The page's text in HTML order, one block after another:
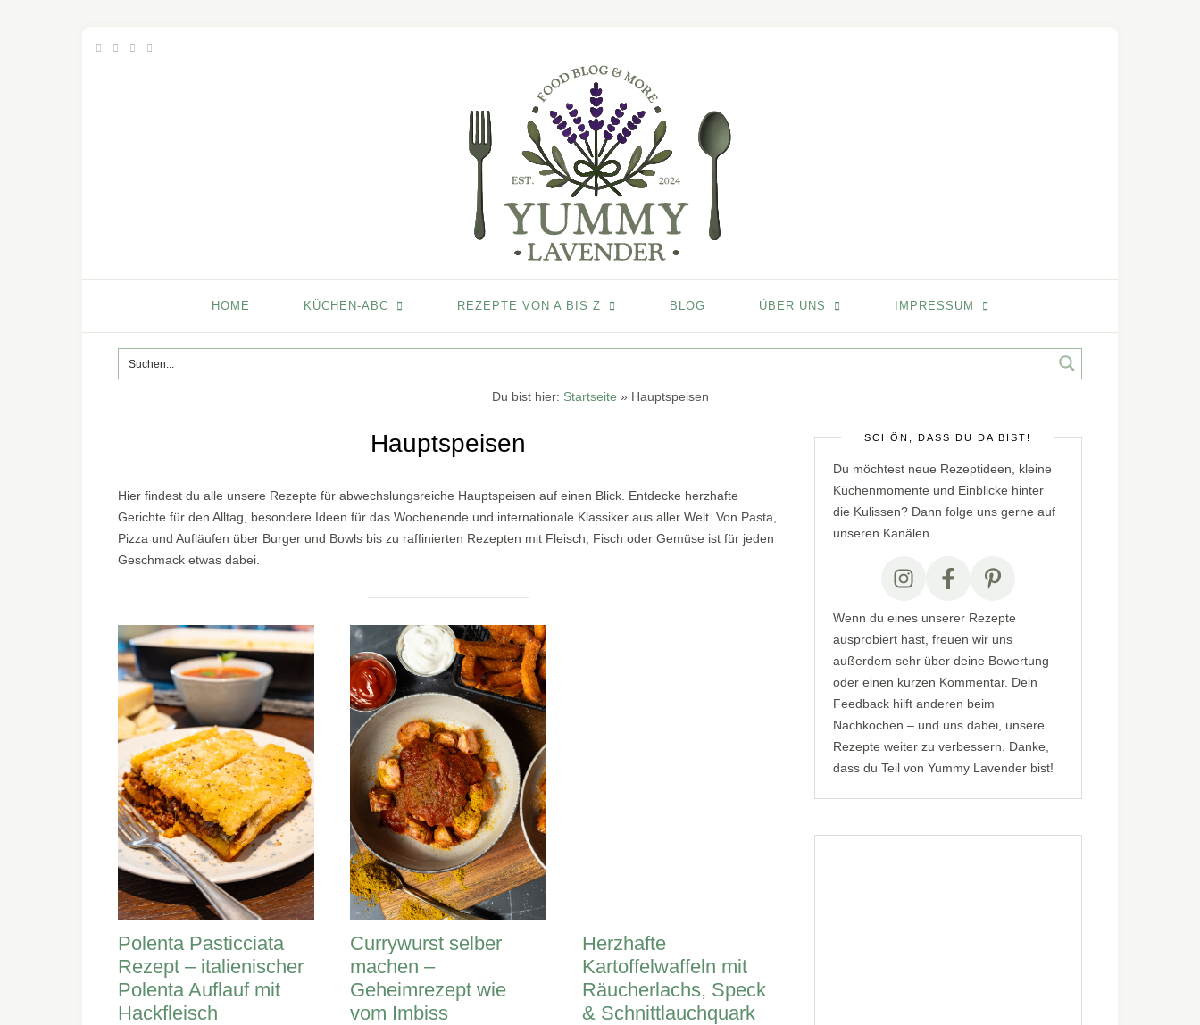
HOME KÜCHEN-ABC REZEPTE VON A BIS Z BLOG ÜBER UNS IMPRESSUM
Du bist hier: Startseite » Hauptspeisen
Hauptspeisen
Hier findest du alle unsere Rezepte für abwechslungsreiche Hauptspeisen auf einen Blick. Entdecke herzhafte
Gerichte für den Alltag, besondere Ideen für das Wochenende und internationale Klassiker aus aller Welt. Von Pasta,
Pizza und Aufläufen über Burger und Bowls bis zu raffinierten Rezepten mit Fleisch, Fisch oder Gemüse ist für jeden
Geschmack etwas dabei.
Polenta Pasticciata
Rezept – italienischer
Polenta Auflauf mit
Hackfleisch
Currywurst selber
machen –
Geheimrezept wie
vom Imbiss
Herzhafte
Kartoffelwaffeln mit
Räucherlachs, Speck
& Schnittlauchquark
SCHÖN, DASS DU DA BIST!
Du möchtest neue Rezeptideen, kleine
Küchenmomente und Einblicke hinter
die Kulissen? Dann folge uns gerne auf
unseren Kanälen.
Wenn du eines unserer Rezepte
ausprobiert hast, freuen wir uns
außerdem sehr über deine Bewertung
oder einen kurzen Kommentar. Dein
Feedback hilft anderen beim
Nachkochen – und uns dabei, unsere
Rezepte weiter zu verbessern. Danke,
dass du Teil von Yummy Lavender bist!